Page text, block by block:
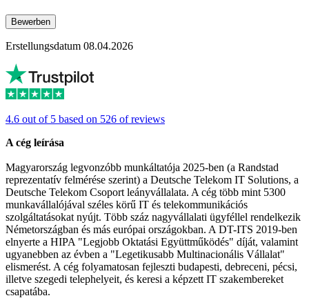
Bewerben
Erstellungsdatum 08.04.2026
4.6 out of 5 based on 526 of reviews
A cég leírása
Magyarország legvonzóbb munkáltatója 2025-ben (a Randstad
reprezentatív felmérése szerint) a Deutsche Telekom IT Solutions, a
Deutsche Telekom Csoport leányvállalata. A cég több mint 5300
munkavállalójával széles körű IT és telekommunikációs
szolgáltatásokat nyújt. Több száz nagyvállalati ügyféllel rendelkezik
Németországban és más európai országokban. A DT-ITS 2019-ben
elnyerte a HIPA "Legjobb Oktatási Együttműködés" díját, valamint
ugyanebben az évben a "Legetikusabb Multinacionális Vállalat"
elismerést. A cég folyamatosan fejleszti budapesti, debreceni, pécsi,
illetve szegedi telephelyeit, és keresi a képzett IT szakembereket
csapatába.